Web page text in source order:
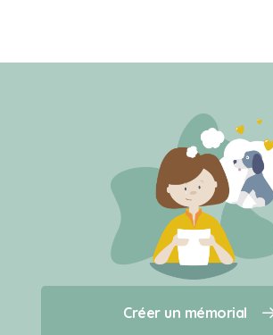
Créer un mémorial
Qui sommes-nous ?
Créer un mémorial